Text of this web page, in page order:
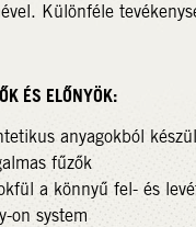
Különféle
ÉS ELŐNYÖK:
anyagokból
fűzők
a könnyű fel- és
on system